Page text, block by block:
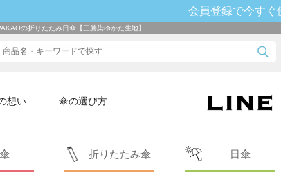
会員登録で今すぐ
の折りたたみ日傘【三勝染ゆかた生地】
想い 傘の選び方
折りたたみ傘 日傘